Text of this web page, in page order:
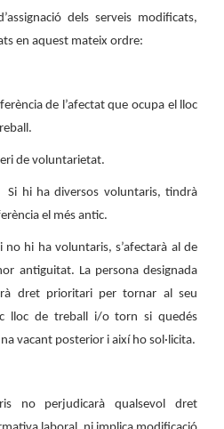
dels serveis modificats,
en aquest mateix ordre:
de l’afectat que ocupa el lloc
de voluntarietat.
Si hi ha diversos voluntaris, tindrà
el més antic.
no hi ha voluntaris, s’afectarà al de
antiguitat. La persona designada
dret prioritari per tornar al seu
lloc de treball i/o torn si quedés
vacant posterior i així ho sol·licita.
no perjudicarà qualsevol dret